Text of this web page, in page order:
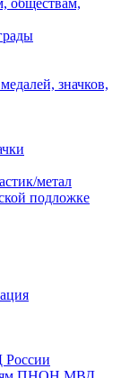
значков,
метал
подложке